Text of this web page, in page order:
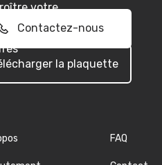
votre
commerciale
la réponse aux appels
la plaquette
Contactez-nous
FAQ